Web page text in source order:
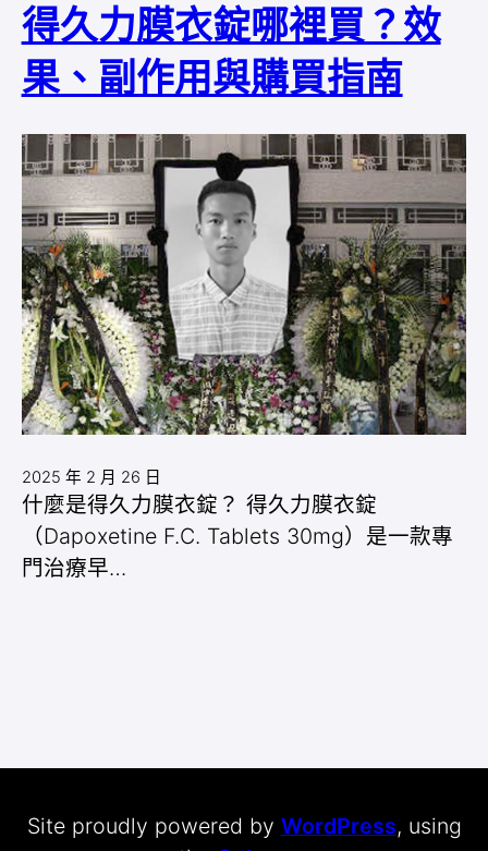
得久力膜衣錠哪裡買？效
果、副作用與購買指南
2025 年 2 月 26 日
什麼是得久力膜衣錠？ 得久力膜衣錠
（Dapoxetine F.C. Tablets 30mg）是一款專
門治療早…
Site proudly powered by WordPress, using